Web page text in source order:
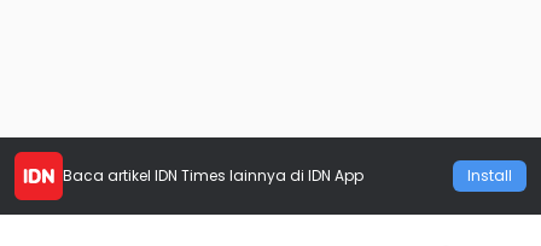
Baca artikel IDN Times lainnya di IDN App Install